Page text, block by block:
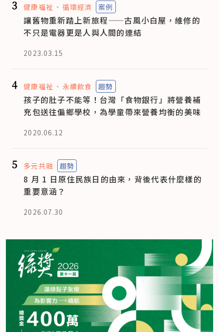
3 健康福祉 循環經濟 案例
讓舊物重新踏上新旅程——古風小白屋，維修的
不只是電器更是人與人間的連結
2023.03.15
4 健康福祉 永續飲食 趨勢
孩子的肚子不能等！台灣「食物銀行」將營養補
充包送往偏鄉學校，為學童帶來營養均衡的美味
2020.06.12
5 多元共融 趨勢
8 月 1 日原住民族日的由來，背後代表什麼樣的
重要意涵？
2026.07.30